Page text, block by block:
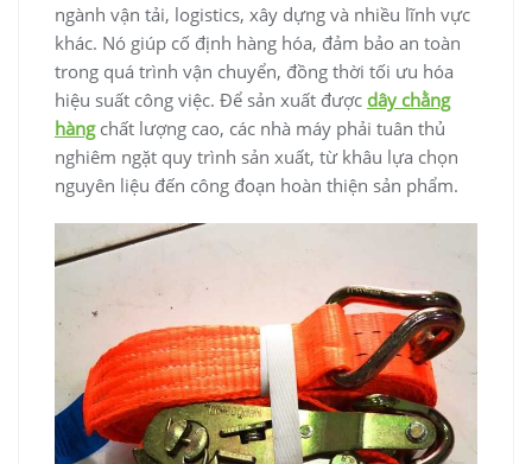
ngành vận tải, logistics, xây dựng và nhiều lĩnh vực
khác. Nó giúp cố định hàng hóa, đảm bảo an toàn
trong quá trình vận chuyển, đồng thời tối ưu hóa
hiệu suất công việc. Để sản xuất được dây chằng
hàngchất lượng cao, các nhà máy phải tuân thủ
nghiêm ngặt quy trình sản xuất, từ khâu lựa chọn
nguyên liệu đến công đoạn hoàn thiện sản phẩm.